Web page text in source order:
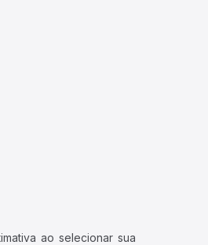
ao selecionar sua